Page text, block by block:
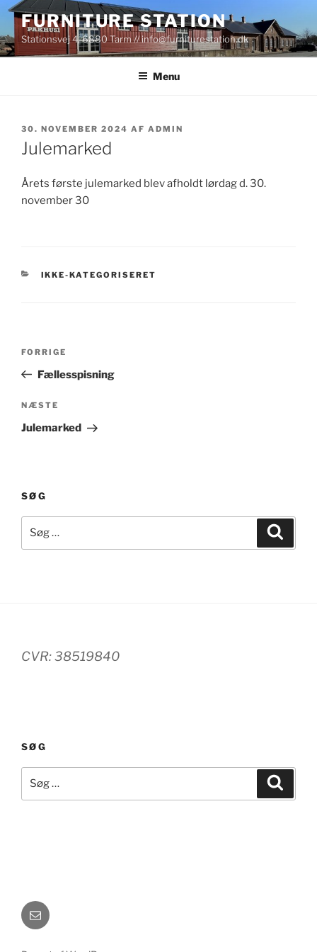
Videre
indhold
FURNITURE STATION
Stationsvej 4, 6880 Tarm // info@furniturestation.dk
Menu
UDGIVET
DEN
30. NOVEMBER 2024 AF ADMIN
Julemarked
Årets første julemarked blev afholdt lørdag d. 30.
november 30
KATEGORIER
IKKE-KATEGORISERET
Forrige
indlæg
FORRIGE
Fællesspisning
Næste
indlæg
NÆSTE
Julemarked
SØG
efter:
CVR: 38519840
SØG
efter:
E-
mail